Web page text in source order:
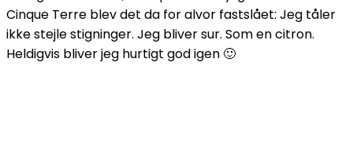
Cinque Terre blev det da for alvor fastslået: Jeg tåler
ikke stejle stigninger. Jeg bliver sur. Som en citron.
Heldigvis bliver jeg hurtigt god igen 🙂